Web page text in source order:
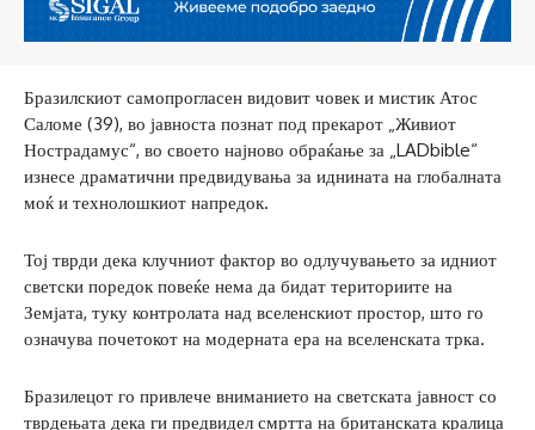
Бразилскиот самопрогласен видовит човек и мистик Атос
Саломе (39), во јавноста познат под прекарот „Живиот
Нострадамус“, во своето најново обраќање за „LADbible“
изнесе драматични предвидувања за иднината на глобалната
моќ и технолошкиот напредок.
Тој тврди дека клучниот фактор во одлучувањето за идниот
светски поредок повеќе нема да бидат териториите на
Земјата, туку контролата над вселенскиот простор, што го
означува почетокот на модерната ера на вселенската трка.
Бразилецот го привлече вниманието на светската јавност со
тврдењата дека ги предвидел смртта на британската кралица